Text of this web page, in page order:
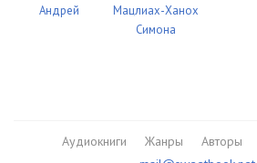
Андрей
Мацлиах-Ханох
Симона
Аудиокниги Жанры Авторы